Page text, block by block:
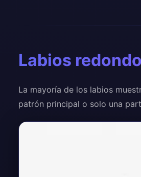
Labios
La mayoría de los labios
patrón principal o solo una